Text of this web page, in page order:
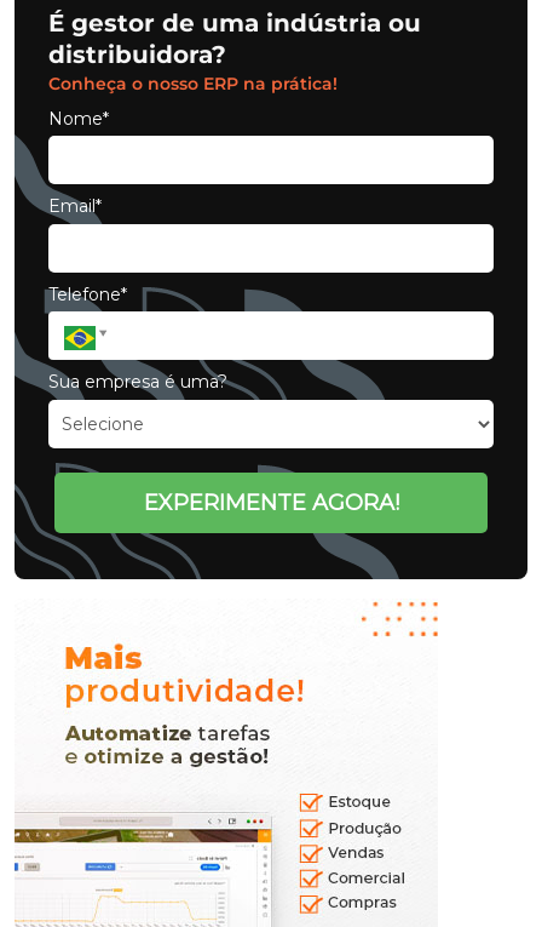
É gestor de uma indústria ou
distribuidora?
Conheça o nosso ERP na prática!
Nome*
Email*
Telefone*
Sua empresa é uma?
EXPERIMENTE AGORA!